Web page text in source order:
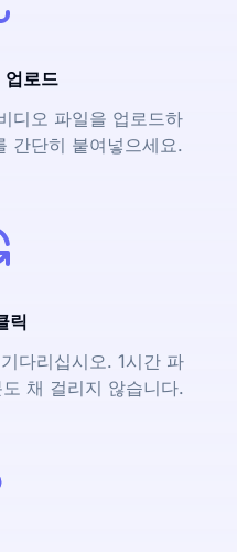
업로드
디오 파일을 업로드하
간단히 붙여넣으세요.
릭
다리십시오. 1시간 파
채 걸리지 않습니다.